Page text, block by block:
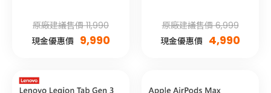
原廠建議售價 11,990
現金優惠價 9,990
原廠建議售價 6,999
現金優惠價 4,990